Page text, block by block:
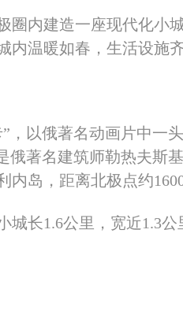
内建造一座现代化小
内温暖如春，生活设施
以俄著名动画片中一
俄著名建筑师勒热夫斯
内岛，距离北极点约
长1.6公里，宽近1.3公